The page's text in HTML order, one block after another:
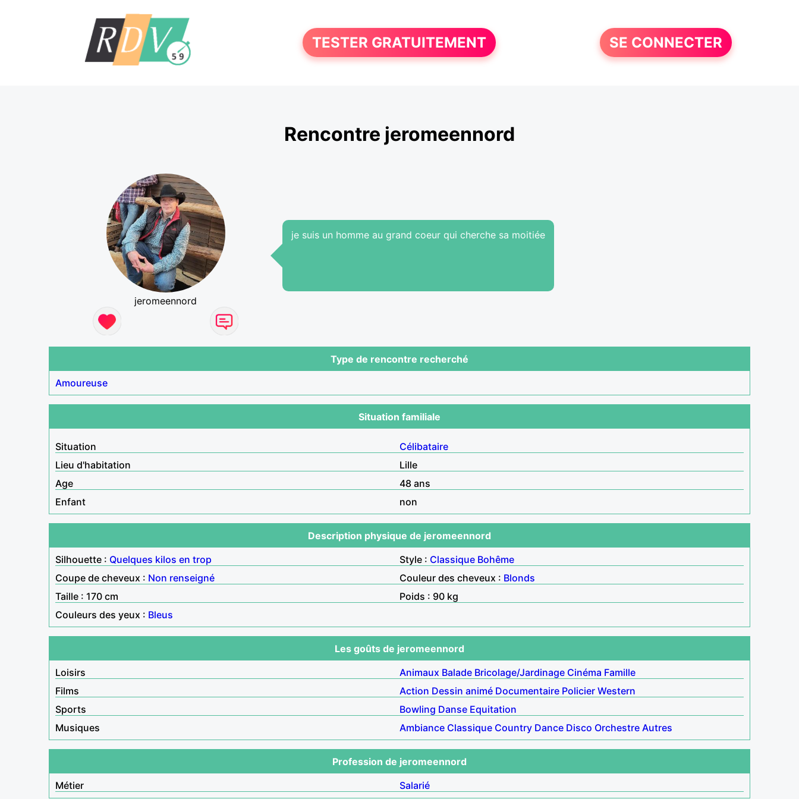
TESTER GRATUITEMENT SE CONNECTER
Rencontre jeromeennord
jeromeennord
je suis un homme au grand coeur qui cherche sa moitiée
Type de rencontre recherché
Amoureuse
Situation familiale
Situation
Célibataire
Lieu d'habitation
Lille
Age
48 ans
Enfant
non
Description physique de jeromeennord
Silhouette : Quelques kilos en trop Style : Classique Bohême
Coupe de cheveux : Non renseigné Couleur des cheveux : Blonds
Taille : 170 cm
Poids : 90 kg
Couleurs des yeux : Bleus
Les goûts de jeromeennord
Loisirs
Animaux Balade Bricolage/Jardinage Cinéma Famille
Films
Action Dessin animé Documentaire Policier Western
Sports
Bowling Danse Equitation
Musiques
Ambiance Classique Country Dance Disco Orchestre Autres
Profession de jeromeennord
Métier
Salarié